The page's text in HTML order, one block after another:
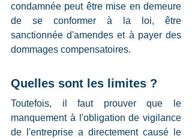
condamnée peut être mise en demeure
de se conformer à la loi, être
sanctionnée d'amendes et à payer des
dommages compensatoires.
Quelles sont les limites ?
Toutefois, il faut prouver que le
manquement à l'obligation de vigilance
de l'entreprise a directement causé le